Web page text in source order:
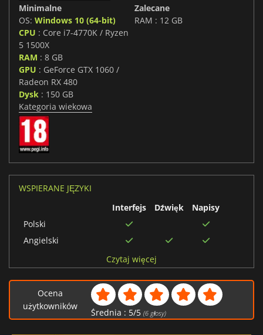
Minimalne
OS: Windows 10 (64-bit)
CPU : Core i7-4770K / Ryzen
5 1500X
RAM : 8 GB
GPU : GeForce GTX 1060 /
Radeon RX 480
Dysk : 150 GB
Zalecane
RAM : 12 GB
Kategoria wiekowa
WSPIERANE JĘZYKI
Interfejs
Dźwięk
Napisy
Polski
Angielski
Hiszpański
Niemiecki
Koreański
Czytaj więcej
Ocena
użytkowników
Średnia : 5/5 (6głosy)